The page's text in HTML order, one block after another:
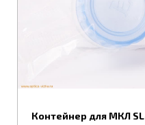
Контейнер для МКЛ